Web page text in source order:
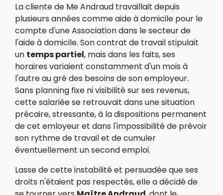
La cliente de Me Andraud travaillait depuis
plusieurs années comme aide à domicile pour le
compte d'une Association dans le secteur de
l'aide à domicile. Son contrat de travail stipulait
un temps partiel, mais dans les faits, ses
horaires variaient constamment d'un mois à
l'autre au gré des besoins de son employeur.
Sans planning fixe ni visibilité sur ses revenus,
cette salariée se retrouvait dans une situation
précaire, stressante, à la dispositions permanent
de cet emloyeur et dans l'impossibilité de prévoir
son rythme de travail et de cumuler
éventuellement un second emploi.
Lasse de cette instabilité et persuadée que ses
droits n'étaient pas respectés, elle a décidé de